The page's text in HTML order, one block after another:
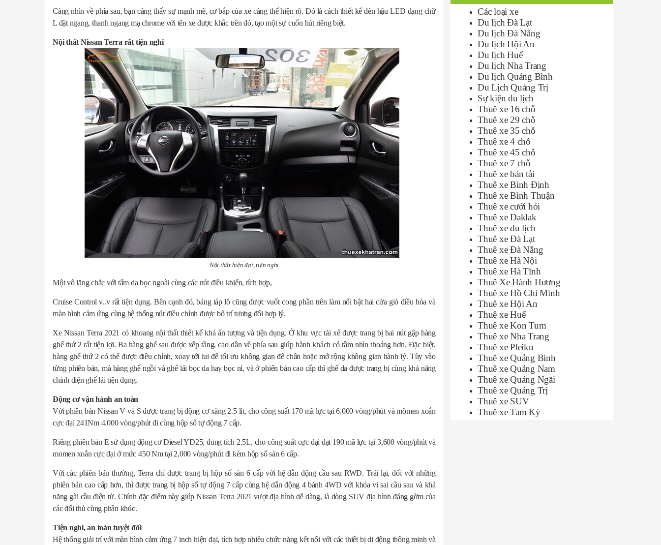
Càng nhìn về phía sau, bạn càng thấy sự mạnh mẽ, cơ bắp của xe càng thể hiện rõ. Đó là cách thiết kế đèn hậu LED dạng chữ
L đặt ngang, thanh ngang mạ chrome với tên xe được khắc trên đó, tạo một sự cuốn hút riêng biệt.
Nội thất Nissan Terra rất tiện nghi
Nội thất hiện đại, tiện nghi
Một vô lăng chắc với tấm da bọc ngoài cùng các nút điều khiển, tích hợp,
Cruise Control v..v rất tiện dụng. Bên cạnh đó, bảng táp lô cũng được vuốt cong phần trên làm nổi bật hai cửa gió điều hòa và
màn hình cảm ứng cùng hệ thống nút điều chỉnh được bố trí tương đối hợp lý.
Xe Nissan Terra 2021 có khoang nội thất thiết kế khá ấn tượng và tiện dụng. Ở khu vực tài xế được trang bị hai nút gập hàng
ghế thứ 2 rất tiện lợi. Ba hàng ghế sau được xếp tầng, cao dần về phía sau giúp hành khách có tầm nhìn thoáng hơn. Đặc biệt,
hàng ghế thứ 2 có thể được điều chỉnh, xoay tới lui để tối ưu không gian để chân hoặc mở rộng không gian hành lý. Tùy vào
từng phiên bản, mà hàng ghế ngồi và ghế lái bọc da hay bọc nỉ, và ở phiên bản cao cấp thì ghế da được trang bị cùng khả năng
chỉnh điện ghế lái tiện dụng.
Động cơ vận hành an toàn
Với phiên bản Nissan V và S được trang bị động cơ xăng 2.5 lít, cho công suất 170 mã lực tại 6.000 vòng/phút và mômen xoắn
cực đại 241Nm 4.000 vòng/phút đi cùng hộp số tự động 7 cấp.
Riêng phiên bản E sử dụng động cơ Diesel YD25, dung tích 2.5L, cho công suất cực đại đạt 190 mã lực tại 3,600 vòng/phút và
momen xoắn cực đại ở mức 450 Nm tại 2,000 vòng/phút đi kèm hộp số sàn 6 cấp.
Với các phiên bản thường, Terra chỉ được trang bị hộp số sàn 6 cấp với hệ dẫn động cầu sau RWD. Trái lại, đối với những
phiên bản cao cấp hơn, thì được trang bị hộp số tự động 7 cấp cùng hệ dẫn động 4 bánh 4WD với khóa vi sai cầu sau và khả
năng gài cầu điện tử. Chính đặc điểm này giúp Nissan Terra 2021 vượt địa hình dễ dàng, là dòng SUV địa hình đáng gờm của
các đối thủ cùng phân khúc.
Tiện nghi, an toàn tuyệt đối
Hệ thống giải trí với màn hình cảm ứng 7 inch hiện đại, tích hợp nhiều chức năng kết nối với các thiết bị di động thông minh và
Các loại xe
Du lịch Đà Lạt
Du lịch Đà Nẵng
Du lịch Hội An
Du lịch Huế
Du lịch Nha Trang
Du lịch Quảng Bình
Du Lịch Quảng Trị
Sự kiện du lịch
Thuê xe 16 chỗ
Thuê xe 29 chỗ
Thuê xe 35 chỗ
Thuê xe 4 chỗ
Thuê xe 45 chỗ
Thuê xe 7 chỗ
Thuê xe bán tải
Thuê xe Bình Định
Thuê xe Bình Thuận
Thuê xe cưới hỏi
Thuê xe Daklak
Thuê xe du lịch
Thuê xe Đà Lạt
Thuê xe Đà Nẵng
Thuê xe Hà Nội
Thuê xe Hà Tĩnh
Thuê Xe Hành Hương
Thuê xe Hồ Chí Minh
Thuê xe Hội An
Thuê xe Huế
Thuê xe Kon Tum
Thuê xe Nha Trang
Thuê xe Pleiku
Thuê xe Quảng Bình
Thuê xe Quảng Nam
Thuê xe Quảng Ngãi
Thuê xe Quảng Trị
Thuê xe SUV
Thuê xe Tam Kỳ